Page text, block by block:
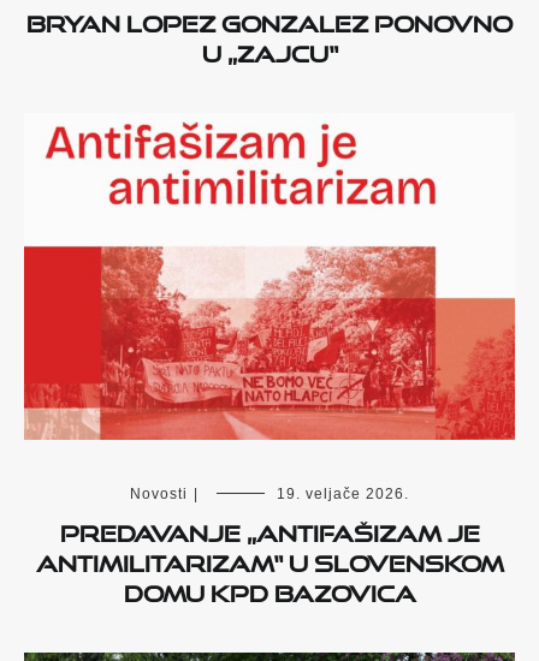
Bryan Lopez Gonzalez ponovno
u „Zajcu“
Novosti 19. veljače 2026.
Predavanje „Antifašizam je
antimilitarizam“ u Slovenskom
domu KPD Bazovica